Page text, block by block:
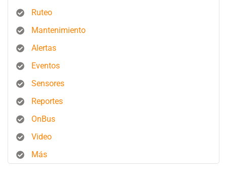
Ruteo
Mantenimiento
Alertas
Eventos
Sensores
Reportes
OnBus
Video
Más